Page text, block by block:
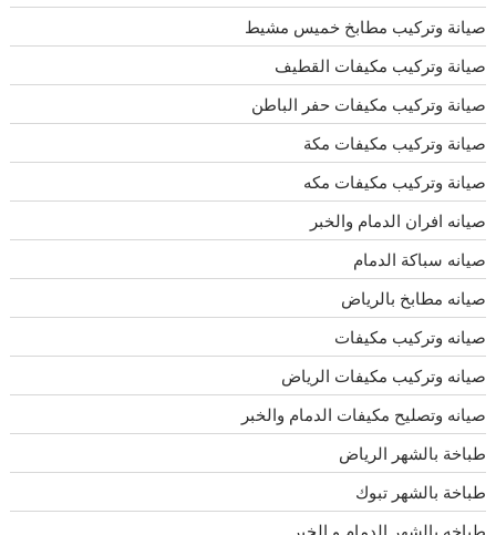
صيانة وتركيب مطابخ خميس مشيط
صيانة وتركيب مكيفات القطيف
صيانة وتركيب مكيفات حفر الباطن
صيانة وتركيب مكيفات مكة
صيانة وتركيب مكيفات مكه
صيانه افران الدمام والخبر
صيانه سباكة الدمام
صيانه مطابخ بالرياض
صيانه وتركيب مكيفات
صيانه وتركيب مكيفات الرياض
صيانه وتصليح مكيفات الدمام والخبر
طباخة بالشهر الرياض
طباخة بالشهر تبوك
طباخه بالشهر الدمام و الخبر